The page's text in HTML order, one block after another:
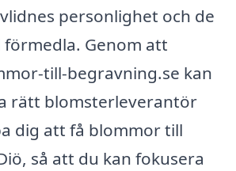
personlighet och de
Genom att
till-begravning.se kan
rätt blomsterleverantör
dig att få blommor till
så att du kan fokusera